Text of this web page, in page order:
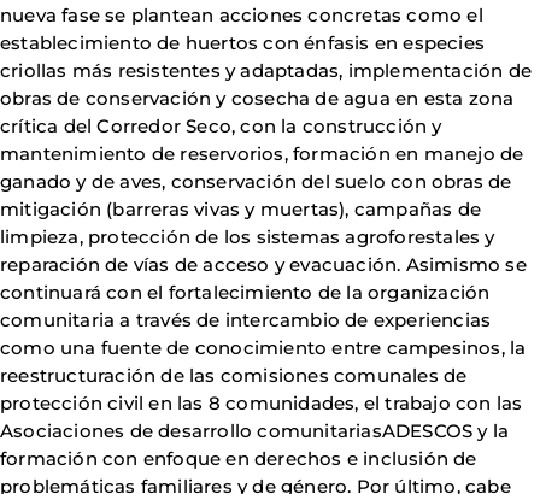
nueva fase se plantean acciones concretas como el
establecimiento de huertos con énfasis en especies
criollas más resistentes y adaptadas, implementación de
obras de conservación y cosecha de agua en esta zona
crítica del Corredor Seco, con la construcción y
mantenimiento de reservorios, formación en manejo de
ganado y de aves, conservación del suelo con obras de
mitigación (barreras vivas y muertas), campañas de
limpieza, protección de los sistemas agroforestales y
reparación de vías de acceso y evacuación. Asimismo se
continuará con el fortalecimiento de la organización
comunitaria a través de intercambio de experiencias
como una fuente de conocimiento entre campesinos, la
reestructuración de las comisiones comunales de
protección civil en las 8 comunidades, el trabajo con las
Asociaciones de desarrollo comunitariasADESCOS y la
formación con enfoque en derechos e inclusión de
problemáticas familiares y de género. Por último, cabe